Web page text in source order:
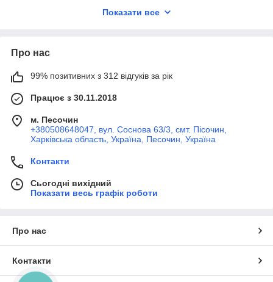
окремі установки, але також можуть бути і як механізм, що
тензометричного типу компанії ABC Tech призначені для
дозування продуктів, що не тягнуться і незлипаються, будь-
якої сипучості в тару, пакети і короба відкритого типу, за
Швидкість фасування вібродозаторів від 200 до 2400 доз/
година.
Показати все
Про нас
99% позитивних з 312 відгуків за рік
Працює з 30.11.2018
м. Песочин
+380508648047, вул. Соснова 63/3, смт. Пісочин,
Харківська область, Україна, Песочин, Україна
Контакти
Сьогодні вихідний
Показати весь графік роботи
Про нас
Контакти